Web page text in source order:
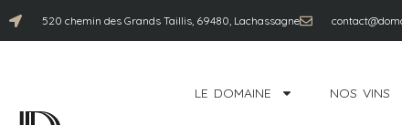
520 chemin des Grands Taillis, 69480, Lachassagne
LE DOMAINE NOS VINS